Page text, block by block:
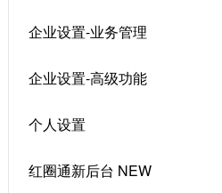
企业设置-业务管理
企业设置-高级功能
个人设置
红圈通新后台 NEW